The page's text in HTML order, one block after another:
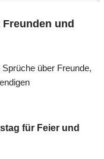
und
über Freunde,
für Feier und